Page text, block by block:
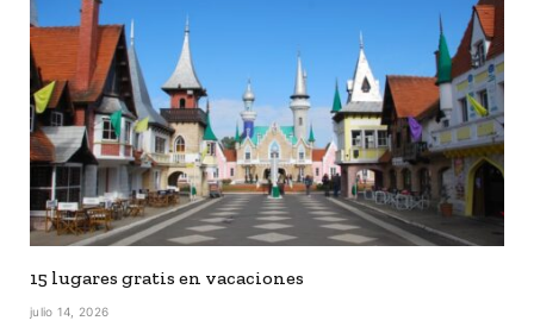
15 lugares gratis en vacaciones
julio 14, 2026